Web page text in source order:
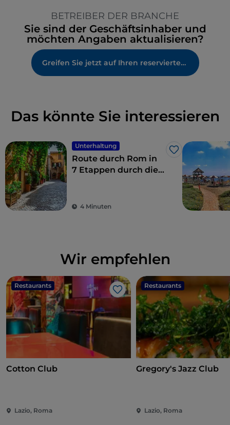
BETREIBER DER BRANCHE
Sie sind der Geschäftsinhaber und
möchten Angaben aktualisieren?
Greifen Sie jetzt auf Ihren reservierten Bereich zu
Das könnte Sie interessieren
Unterhaltung
Like
Route durch Rom in
7 Etappen durch die
die Einwohner Roms
4 Minuten
Wir empfehlen
Restaurants
Like
Cotton Club
Lazio, Roma
Restaurants
Gregory's Jazz Club
Lazio, Roma